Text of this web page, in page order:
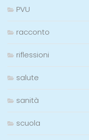
PVU
racconto
riflessioni
salute
sanità
scuola